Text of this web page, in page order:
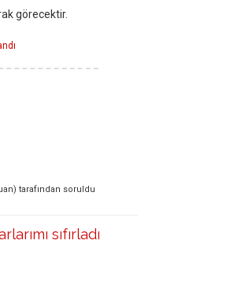
görecektir.
tarafından soruldu
sıfırladı